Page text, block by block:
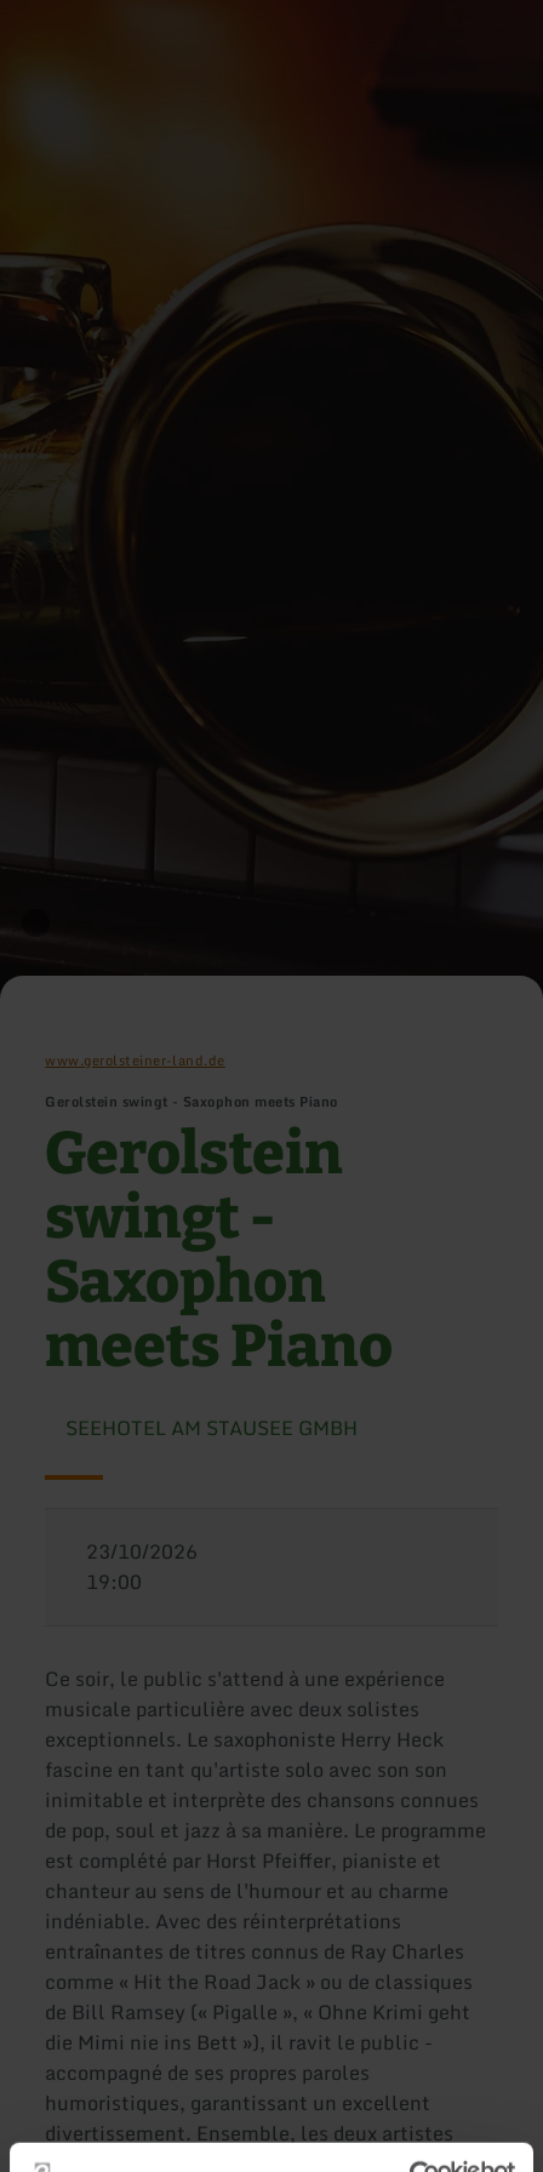
www.gerolsteiner-land.de
Gerolstein swingt - Saxophon meets Piano
Gerolstein
swingt -
Saxophon
meets Piano
SEEHOTEL AM STAUSEE GMBH
23/10/2026
19:00
Ce soir, le public s'attend à une expérience
musicale particulière avec deux solistes
exceptionnels. Le saxophoniste Herry Heck
fascine en tant qu'artiste solo avec son son
inimitable et interprète des chansons connues
de pop, soul et jazz à sa manière. Le programme
est complété par Horst Pfeiffer, pianiste et
chanteur au sens de l'humour et au charme
indéniable. Avec des réinterprétations
entraînantes de titres connus de Ray Charles
comme « Hit the Road Jack » ou de classiques
de Bill Ramsey (« Pigalle », « Ohne Krimi geht
die Mimi nie ins Bett »), il ravit le public -
accompagné de ses propres paroles
humoristiques, garantissant un excellent
divertissement. Ensemble, les deux artistes
garantissent une soirée pleine de qualité